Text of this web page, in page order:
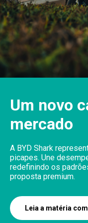
Um novo
mercado
A BYD Shark
picapes. Une
redefinindo os
proposta premium.
Leia a matéria